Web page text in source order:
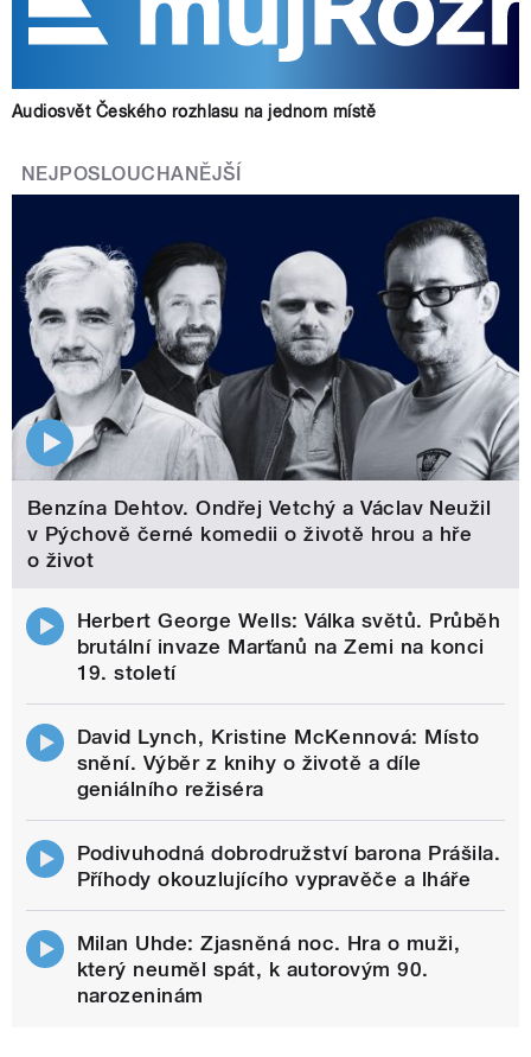
Audiosvět Českého rozhlasu na jednom místě
NEJPOSLOUCHANĚJŠÍ
Benzína Dehtov. Ondřej Vetchý a Václav Neužil
v Pýchově černé komedii o životě hrou a hře
o život
Herbert George Wells: Válka světů. Průběh
brutální invaze Marťanů na Zemi na konci
19. století
David Lynch, Kristine McKennová: Místo
snění. Výběr z knihy o životě a díle
geniálního režiséra
Podivuhodná dobrodružství barona Prášila.
Příhody okouzlujícího vypravěče a lháře
Milan Uhde: Zjasněná noc. Hra o muži,
který neuměl spát, k autorovým 90.
narozeninám